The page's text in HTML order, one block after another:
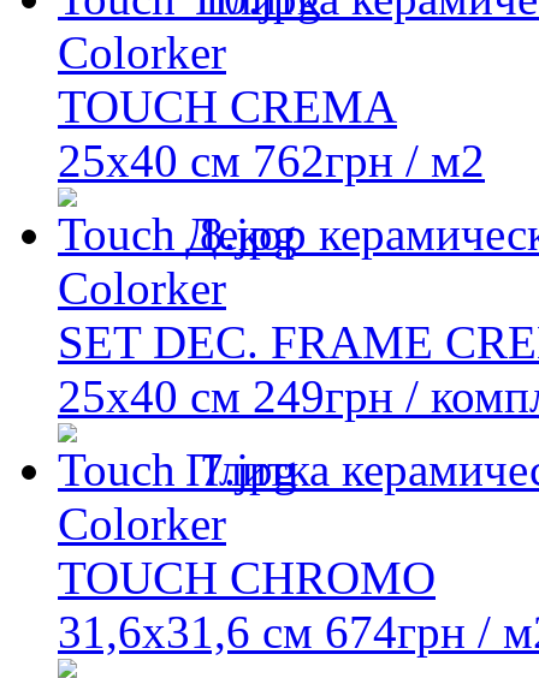
Colorker
TOUCH CREMA
25x40 см 762грн / м2
Декор
Colorker
SET DEC. FRAME
25x40 см 249грн /
Плитка
Colorker
TOUCH CHROMO
31,6x31,6 см 674грн /